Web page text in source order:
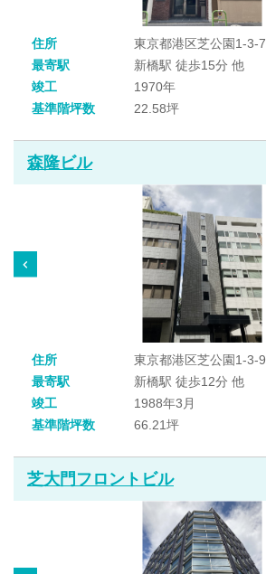
住所
東京都港区芝公園1-3-7
最寄駅
新橋駅 徒歩15分 他
竣工
1970年
基準階坪数
22.58坪
森隆ビル
住所
東京都港区芝公園1-3-9
最寄駅
新橋駅 徒歩12分 他
竣工
1988年3月
基準階坪数
66.21坪
芝大門フロントビル